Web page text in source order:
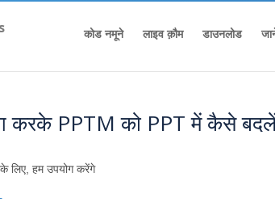
कोड नमूने लाइव क़ौम डाउनलोड
करके PPTM को PPT में कैसे
लिए, हम उपयोग करेंगे